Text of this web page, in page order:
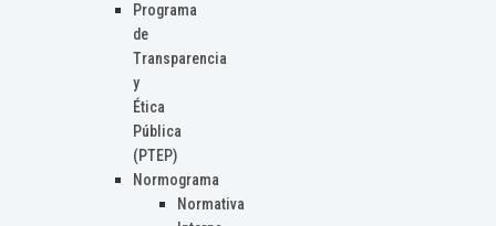
Programa
de
Transparencia
y
Ética
Pública
(PTEP)
Normograma
Normativa